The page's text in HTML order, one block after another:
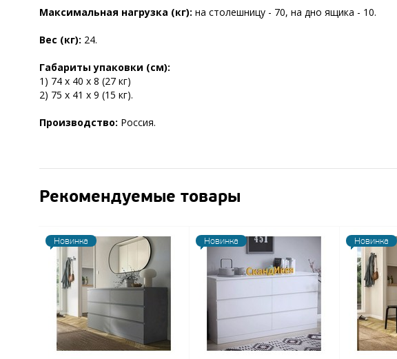
Максимальная нагрузка (кг): на столешницу - 70, на дно ящика - 10.
Вес (кг): 24.
Габариты упаковки (см):
1) 74 х 40 х 8 (27 кг)
2) 75 х 41 х 9 (15 кг).
Производство: Россия.
Рекомендуемые товары
Новинка Новинка Новинка